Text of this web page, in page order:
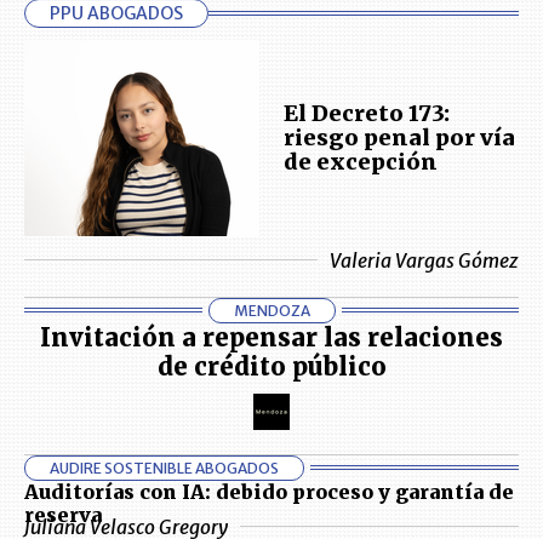
PPU ABOGADOS
El Decreto 173:
riesgo penal por vía
de excepción
Valeria Vargas Gómez
MENDOZA
Invitación a repensar las relaciones
de crédito público
AUDIRE SOSTENIBLE ABOGADOS
Auditorías con IA: debido proceso y garantía de
reserva
Juliana Velasco Gregory